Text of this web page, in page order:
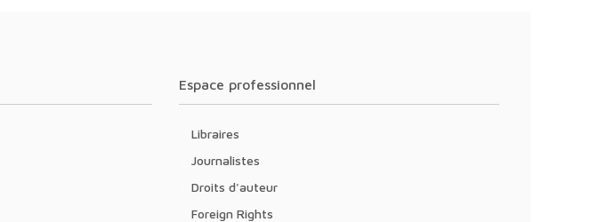
Espace professionnel
Libraires
Journalistes
Droits d'auteur
Foreign Rights